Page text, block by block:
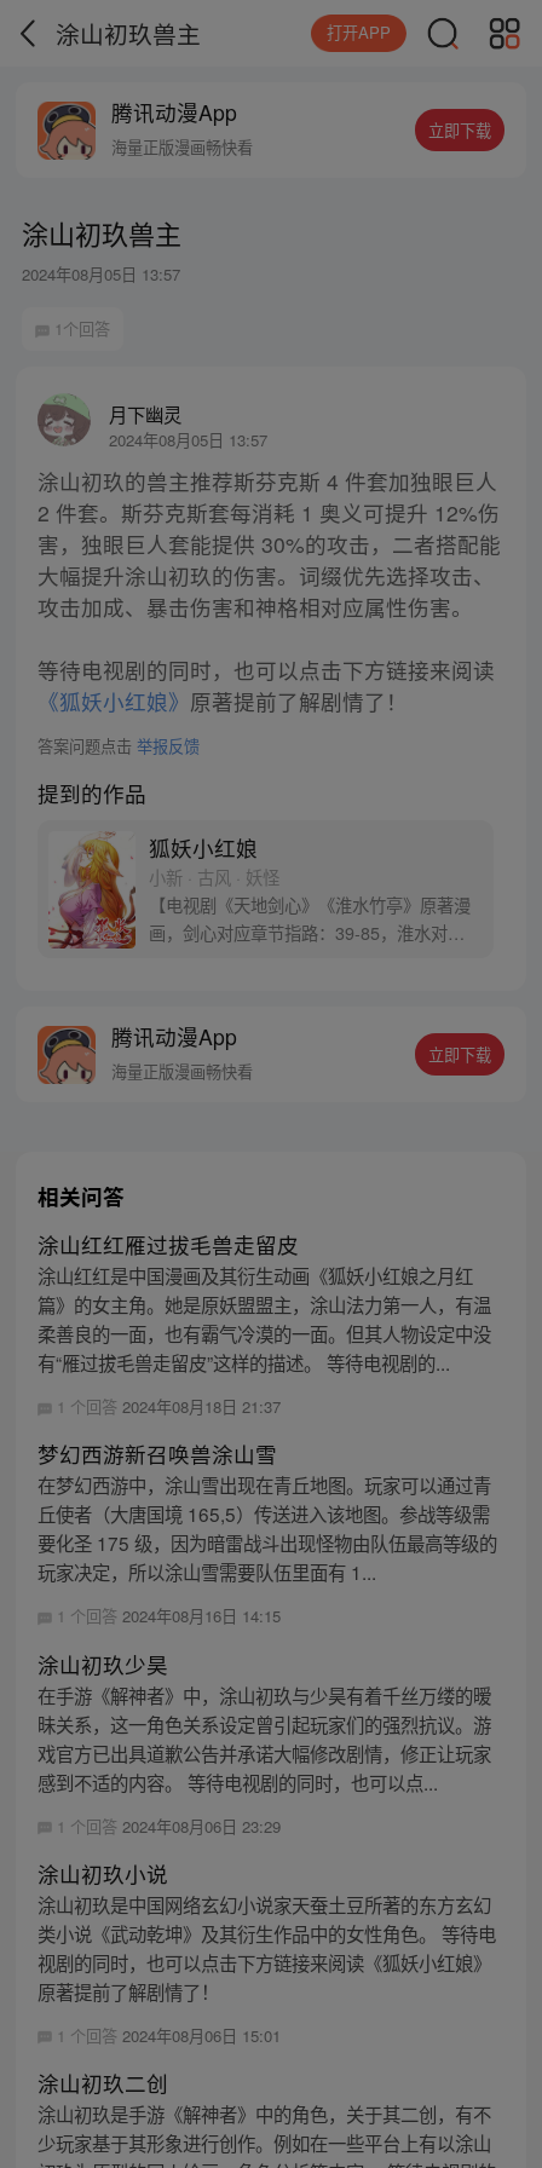
涂山初玖兽主 打开APP
腾讯动漫App
海量正版漫画畅快看
立即下载
涂山初玖兽主
2024年08月05日 13:57
1个回答
月下幽灵
2024年08月05日 13:57
涂山初玖的兽主推荐斯芬克斯 4 件套加独眼巨人
2 件套。斯芬克斯套每消耗 1 奥义可提升 12%伤
害，独眼巨人套能提供 30%的攻击，二者搭配能
大幅提升涂山初玖的伤害。词缀优先选择攻击、
攻击加成、暴击伤害和神格相对应属性伤害。
等待电视剧的同时，也可以点击下方链接来阅读
《狐妖小红娘》 原著提前了解剧情了！
答案问题点击 举报反馈
提到的作品
狐妖小红娘
小新 · 古风 · 妖怪
【电视剧《天地剑心》《淮水竹亭》原著漫
画，剑心对应章节指路：39-85，淮水对应
腾讯动漫App
海量正版漫画畅快看
立即下载
相关问答
涂山红红雁过拔毛兽走留皮
涂山红红是中国漫画及其衍生动画《狐妖小红娘之月红
篇》的女主角。她是原妖盟盟主，涂山法力第一人，有温
柔善良的一面，也有霸气冷漠的一面。但其人物设定中没
有“雁过拔毛兽走留皮”这样的描述。 等待电视剧的...
1 个回答 2024年08月18日 21:37
梦幻西游新召唤兽涂山雪
在梦幻西游中，涂山雪出现在青丘地图。玩家可以通过青
丘使者（大唐国境 165,5）传送进入该地图。参战等级需
要化圣 175 级，因为暗雷战斗出现怪物由队伍最高等级的
玩家决定，所以涂山雪需要队伍里面有 1...
1 个回答 2024年08月16日 14:15
涂山初玖少昊
在手游《解神者》中，涂山初玖与少昊有着千丝万缕的暧
昧关系，这一角色关系设定曾引起玩家们的强烈抗议。游
戏官方已出具道歉公告并承诺大幅修改剧情，修正让玩家
感到不适的内容。 等待电视剧的同时，也可以点...
1 个回答 2024年08月06日 23:29
涂山初玖小说
涂山初玖是中国网络玄幻小说家天蚕土豆所著的东方玄幻
类小说《武动乾坤》及其衍生作品中的女性角色。 等待电
视剧的同时，也可以点击下方链接来阅读《狐妖小红娘》
原著提前了解剧情了！
1 个回答 2024年08月06日 15:01
涂山初玖二创
涂山初玖是手游《解神者》中的角色，关于其二创，有不
少玩家基于其形象进行创作。例如在一些平台上有以涂山